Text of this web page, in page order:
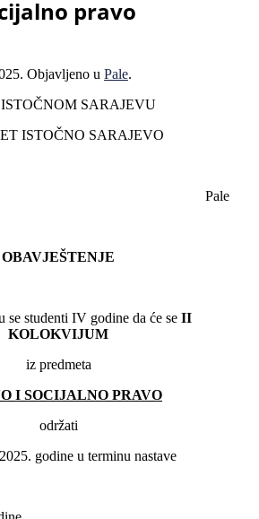
pravo
. Objavljeno u Pale.
SARAJEVU
ISTOČNO SARAJEVO
Pale
OBAVJEŠTENJE
se studenti IV godine da će se II
KOLOKVIJUM
iz predmeta
I SOCIJALNO PRAVO
održati
godine u terminu nastave